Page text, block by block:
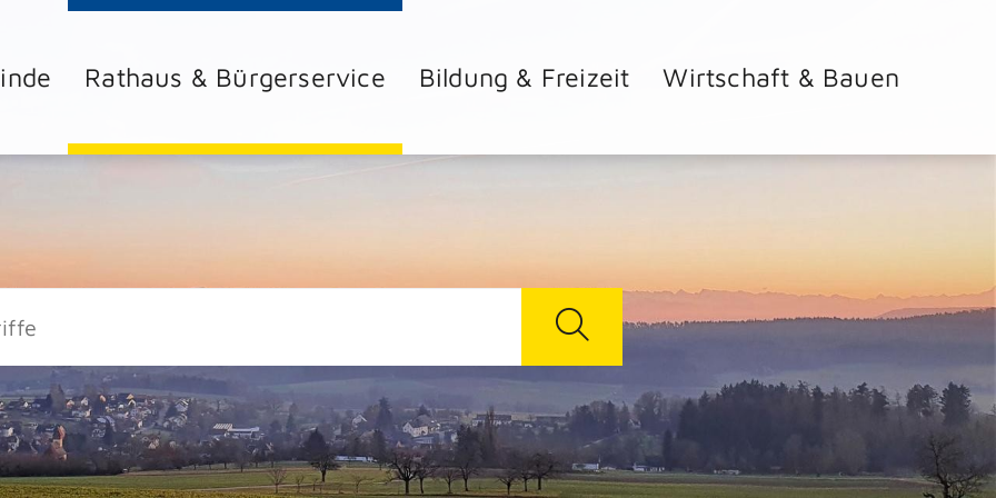
Rathaus & Bürgerservice Bildung & Freizeit Wirtschaft & Bauen